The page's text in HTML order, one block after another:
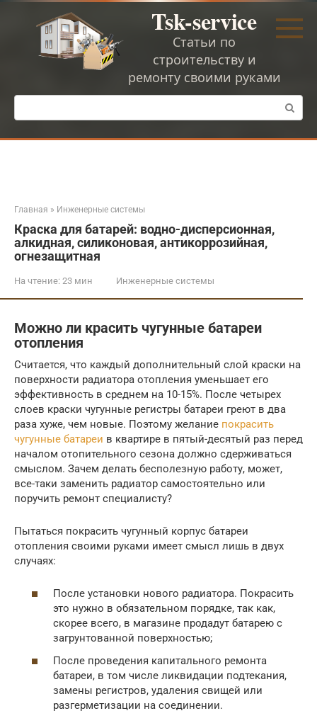
Перейти
Tsk-service
Статьи по
строительству и
ремонту своими руками
Поиск:
Главная » Инженерные системы
Краска для батарей: водно-дисперсионная,
алкидная, силиконовая, антикоррозийная,
огнезащитная
На чтение: 23 мин Инженерные системы
Можно ли красить чугунные батареи
отопления
Считается, что каждый дополнительный слой краски на
поверхности радиатора отопления уменьшает его
эффективность в среднем на 10-15%. После четырех
слоев краски чугунные регистры батареи греют в два
раза хуже, чем новые. Поэтому желание покрасить
чугунные батареи в квартире в пятый-десятый раз перед
началом отопительного сезона должно сдерживаться
смыслом. Зачем делать бесполезную работу, может,
все-таки заменить радиатор самостоятельно или
поручить ремонт специалисту?
Пытаться покрасить чугунный корпус батареи
отопления своими руками имеет смысл лишь в двух
случаях:
После установки нового радиатора. Покрасить
это нужно в обязательном порядке, так как,
скорее всего, в магазине продадут батарею с
загрунтованной поверхностью;
После проведения капитального ремонта
батареи, в том числе ликвидации подтекания,
замены регистров, удаления свищей или
разгерметизации на соединении.